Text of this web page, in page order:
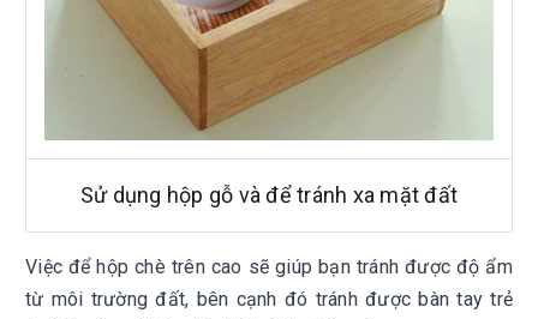
Sử dụng hộp gỗ và để tránh xa mặt đất
Việc để hộp chè trên cao sẽ giúp bạn tránh được độ ẩm
từ môi trường đất, bên cạnh đó tránh được bàn tay trẻ